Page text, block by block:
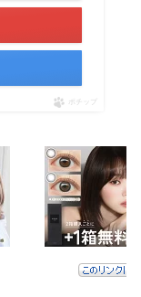
ポチップ